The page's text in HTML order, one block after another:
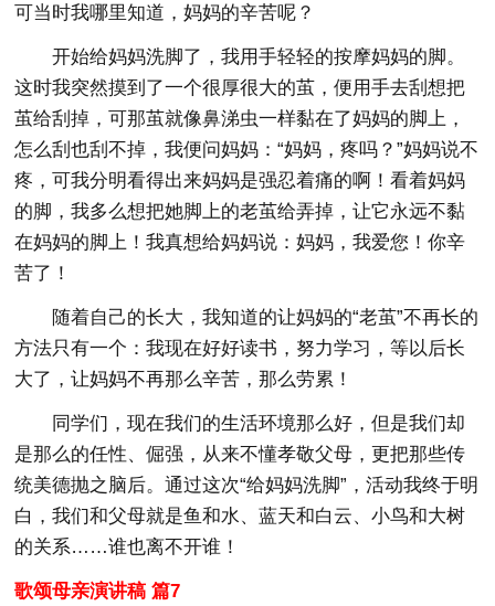
可当时我哪里知道，妈妈的辛苦呢？
开始给妈妈洗脚了，我用手轻轻的按摩妈妈的脚。
这时我突然摸到了一个很厚很大的茧，便用手去刮想把
茧给刮掉，可那茧就像鼻涕虫一样黏在了妈妈的脚上，
怎么刮也刮不掉，我便问妈妈：“妈妈，疼吗？”妈妈说不
疼，可我分明看得出来妈妈是强忍着痛的啊！看着妈妈
的脚，我多么想把她脚上的老茧给弄掉，让它永远不黏
在妈妈的脚上！我真想给妈妈说：妈妈，我爱您！你辛
苦了！
随着自己的长大，我知道的让妈妈的“老茧”不再长的
方法只有一个：我现在好好读书，努力学习，等以后长
大了，让妈妈不再那么辛苦，那么劳累！
同学们，现在我们的生活环境那么好，但是我们却
是那么的任性、倔强，从来不懂孝敬父母，更把那些传
统美德抛之脑后。通过这次“给妈妈洗脚”，活动我终于明
白，我们和父母就是鱼和水、蓝天和白云、小鸟和大树
的关系……谁也离不开谁！
歌颂母亲演讲稿 篇7